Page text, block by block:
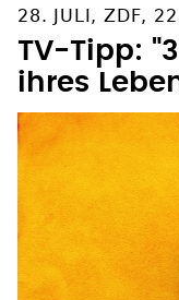
28. JULI, ZDF,
TV-Tipp:
ihres